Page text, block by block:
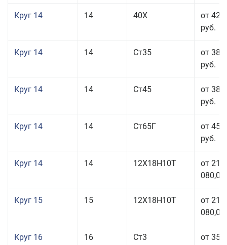
Круг 14 14 40Х
от 42
руб.
Круг 14 14 Ст35
от 38
руб.
Круг 14 14 Ст45
от 38
руб.
Круг 14 14 Ст65Г
от 45
руб.
Круг 14 14 12Х18Н10Т
от 211
080,00
Круг 15 15 12Х18Н10Т
от 211
080,00
Круг 16 16 Ст3
от 35